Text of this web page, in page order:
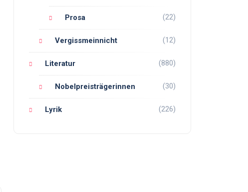
Prosa (22)
Vergissmeinnicht (12)
Literatur (880)
Nobelpreisträgerinnen (30)
Lyrik (226)